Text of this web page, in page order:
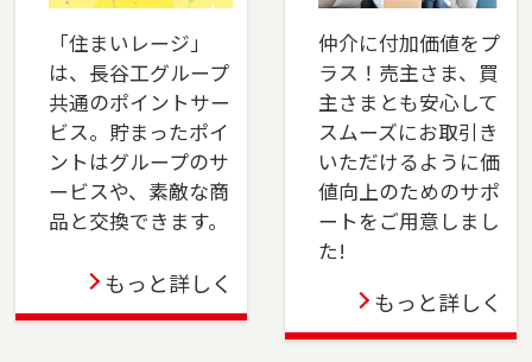
2025-06-01
本社営業センター新宿チームが正式に店舗として
オープンしました。新宿区でお住まいのご売
却、 ご購入をご検討の方は、是非ご相談くださ
い。 フリーダイアル（0120-106-875）よりお気
軽にどうぞ！
2025-04-24
多摩センター店を移転しました。多摩市・八王
子市・町田市・稲城市・相模原市でお住まいの
「住まいレージ」
は、長谷工グループ
共通のポイントサー
ビス。貯まったポイ
ントはグループのサ
ービスや、素敵な商
品と交換できます。
もっと詳しく
仲介に付加価値をプ
ラス！売主さま、買
主さまとも安心して
スムーズにお取引き
いただけるように価
値向上のためのサポ
ートをご用意しまし
た!
もっと詳しく